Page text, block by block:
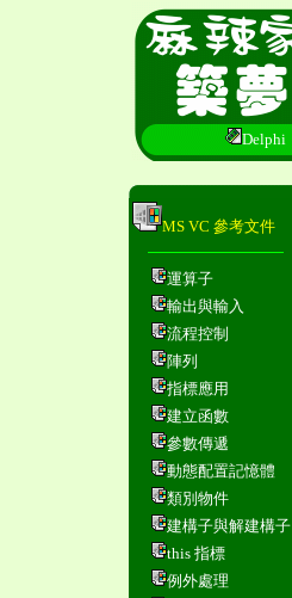
Delphi
MS VC 參考文件
運算子
輸出與輸入
流程控制
陣列
指標應用
建立函數
參數傳遞
動態配置記憶體
類別物件
建構子與解建構子
this 指標
例外處理